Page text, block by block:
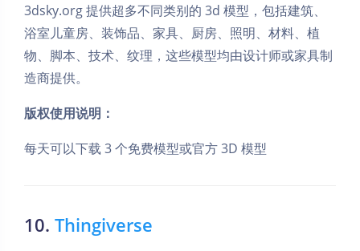
3dsky.org 提供超多不同类别的 3d 模型，包括建筑、
浴室儿童房、装饰品、家具、厨房、照明、材料、植
物、脚本、技术、纹理，这些模型均由设计师或家具制
造商提供。
版权使用说明：
每天可以下载 3 个免费模型或官方 3D 模型
10. Thingiverse